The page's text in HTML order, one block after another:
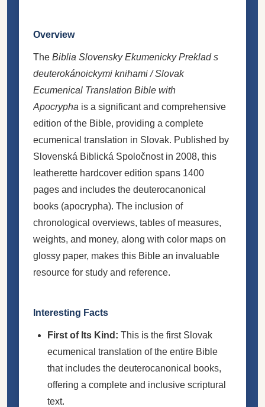
Overview
The Biblia Slovensky Ekumenicky Preklad s
deuterokánoickymi knihami / Slovak
Ecumenical Translation Bible with
Apocrypha is a significant and comprehensive
edition of the Bible, providing a complete
ecumenical translation in Slovak. Published by
Slovenská Biblická Spoločnost in 2008, this
leatherette hardcover edition spans 1400
pages and includes the deuterocanonical
books (apocrypha). The inclusion of
chronological overviews, tables of measures,
weights, and money, along with color maps on
glossy paper, makes this Bible an invaluable
resource for study and reference.
Interesting Facts
First of Its Kind: This is the first Slovak
ecumenical translation of the entire Bible
that includes the deuterocanonical books,
offering a complete and inclusive scriptural
text.